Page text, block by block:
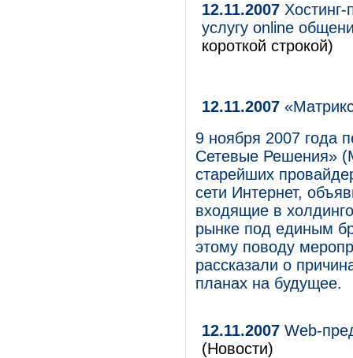
12.11.2007
услугу online
короткой строкой)
12.11.2007
9 ноября 2007 года
Сетевые Решения»
старейших
сети Интернет,
входящие в
рынке под единым
этому поводу
рассказали о
планах на будущее.
12.11.2007 Web-
(Новости)